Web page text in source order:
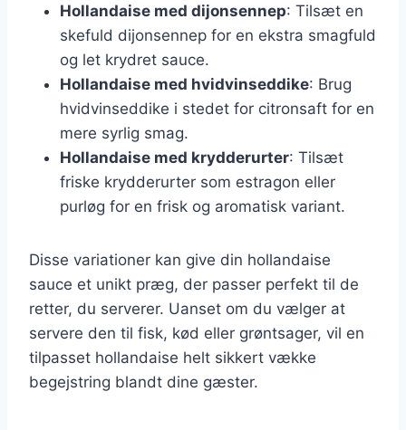
Hollandaise med dijonsennep: Tilsæt en
skefuld dijonsennep for en ekstra smagfuld
og let krydret sauce.
Hollandaise med hvidvinseddike: Brug
hvidvinseddike i stedet for citronsaft for en
mere syrlig smag.
Hollandaise med krydderurter: Tilsæt
friske krydderurter som estragon eller
purløg for en frisk og aromatisk variant.
Disse variationer kan give din hollandaise
sauce et unikt præg, der passer perfekt til de
retter, du serverer. Uanset om du vælger at
servere den til fisk, kød eller grøntsager, vil en
tilpasset hollandaise helt sikkert vække
begejstring blandt dine gæster.